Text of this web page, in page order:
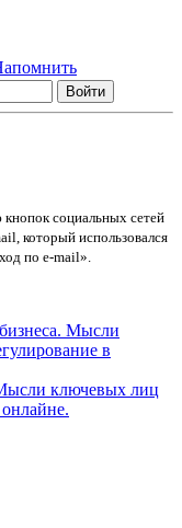
социальных сетей
который использовался
по e-mail».
ключевых лиц